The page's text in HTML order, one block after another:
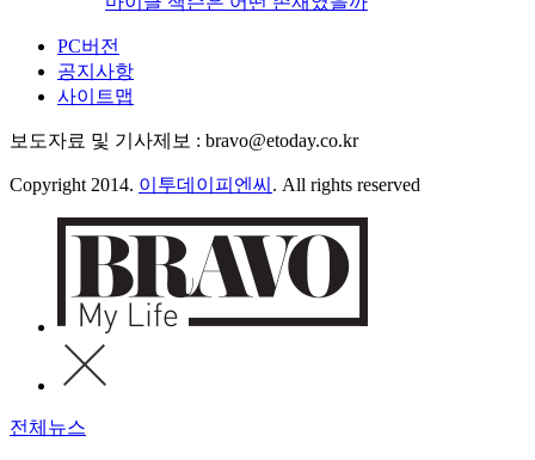
PC버전
공지사항
사이트맵
보도자료 및 기사제보 : bravo@etoday.co.kr
Copyright 2014. 이투데이피엔씨 . All rights reserved
전체뉴스